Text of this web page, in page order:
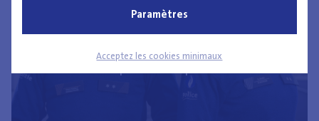
Paramètres
Acceptez les cookies minimaux